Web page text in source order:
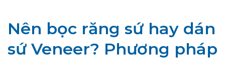
Nên bọc răng sứ hay dán
sứ Veneer? Phương pháp